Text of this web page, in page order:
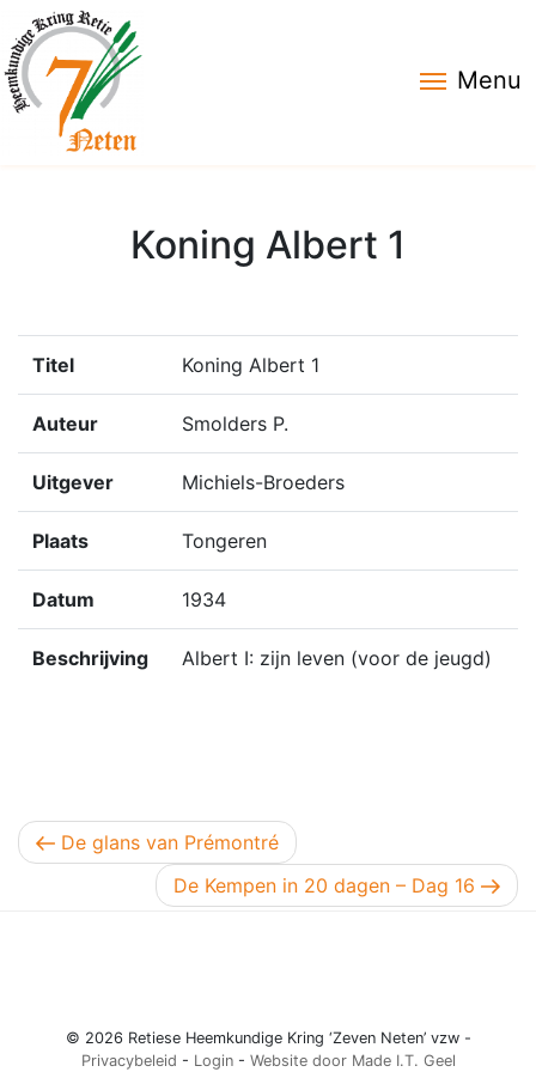
Menu
Koning Albert 1
Titel Koning Albert 1
Auteur Smolders P.
Uitgever Michiels-Broeders
Plaats Tongeren
Datum 1934
Beschrijving Albert I: zijn leven (voor de jeugd)
Berichtnavigatie
Vorig bericht
De glans van Prémontré
Volgend bericht
De Kempen in 20 dagen – Dag 16
© 2026 Retiese Heemkundige Kring ‘Zeven Neten’ vzw -
Privacybeleid - Login- Website door Made I.T. Geel